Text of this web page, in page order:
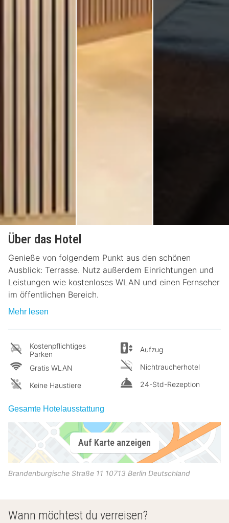
Über das Hotel
Genieße von folgendem Punkt aus den schönen
Ausblick: Terrasse. Nutz außerdem Einrichtungen und
Leistungen wie kostenloses WLAN und einen Fernseher
im öffentlichen Bereich.
Mehr lesen
Kostenpflichtiges
Parken
Gratis WLAN
Keine Haustiere
Aufzug
Nichtraucherhotel
24-Std-Rezeption
Gesamte Hotelausstattung
Auf Karte anzeigen
Brandenburgische Straße 11 10713 Berlin Deutschland
Wann möchtest du verreisen?